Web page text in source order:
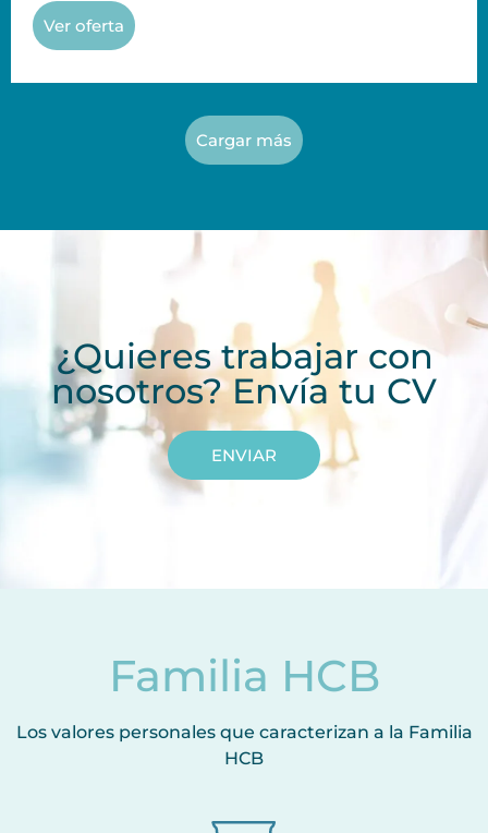
Ver oferta
Cargar más
¿Quieres trabajar con
nosotros? Envía tu CV
ENVIAR
Familia HCB
Los valores personales que caracterizan a la Familia
HCB